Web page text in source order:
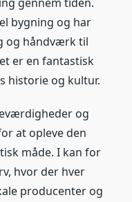
bygning og har
og håndværk til
er en fantastisk
historie og kultur.
og
at opleve den
måde. I kan for
hvor der hver
producenter og